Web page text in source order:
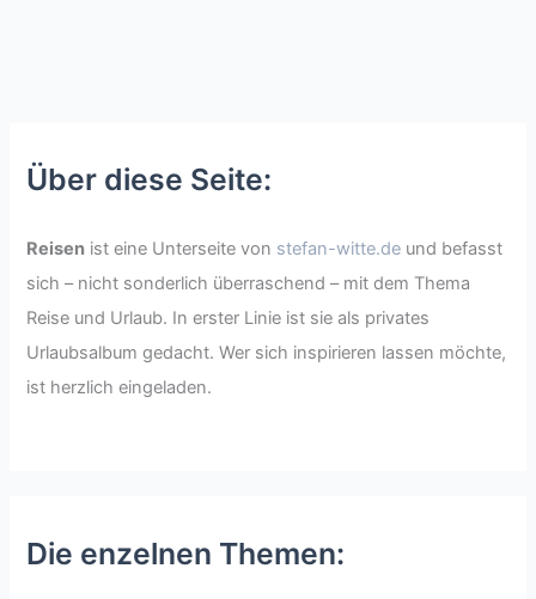
Über diese Seite:
Reisen ist eine Unterseite von stefan-witte.de und befasst
sich – nicht sonderlich überraschend – mit dem Thema
Reise und Urlaub. In erster Linie ist sie als privates
Urlaubsalbum gedacht. Wer sich inspirieren lassen möchte,
ist herzlich eingeladen.
Die enzelnen Themen: